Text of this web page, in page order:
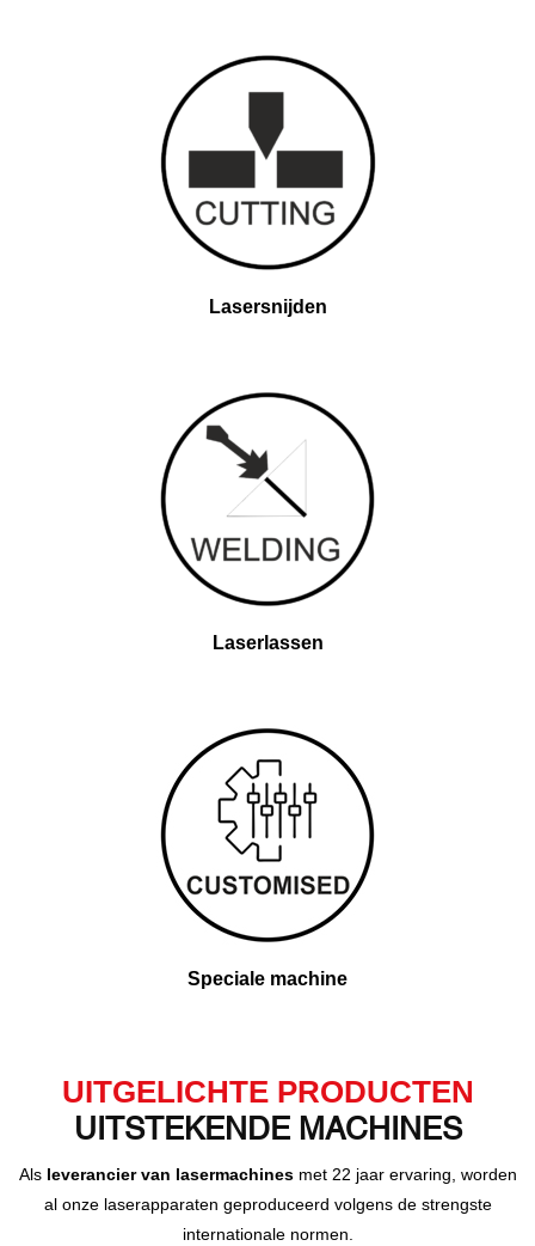
Lasersnijden
Laserlassen
Speciale machine
UITGELICHTE PRODUCTEN
UITSTEKENDE MACHINES
Als leverancier van lasermachinesmet 22 jaar ervaring, worden
al onze laserapparaten geproduceerd volgens de strengste
internationale normen.